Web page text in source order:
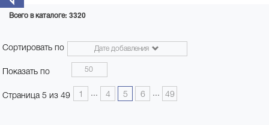
Всего в каталоге: 3320
Сортировать по Дате добавления
Показать по 50
Страница 5 из 49 1 ... 4 5 6 ... 49